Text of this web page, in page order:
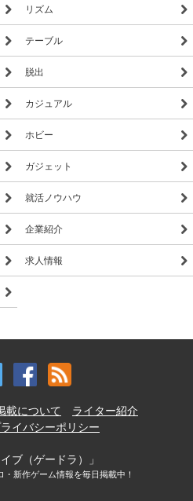
リズム
テーブル
脱出
カジュアル
ホビー
ガジェット
就活ノウハウ
企業紹介
求人情報
載について
ライター紹介
イバシーポリシー
ブ（ゲードラ）」
新作ゲーム情報を毎日掲載中！